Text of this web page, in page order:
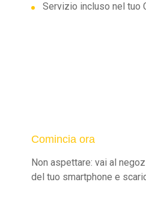
Servizio incluso nel tuo
Comincia ora
Non aspettare: vai al
del tuo smartphone e